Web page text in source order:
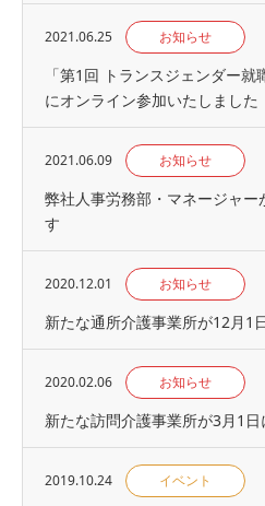
2021.06.25 お知らせ
「第1回 トランスジェンダー就
にオンライン参加いたしました
2021.06.09 お知らせ
弊社人事労務部・マネージャー
す
2020.12.01 お知らせ
新たな通所介護事業所が12月1
2020.02.06 お知らせ
新たな訪問介護事業所が3月1日
2019.10.24 イベント